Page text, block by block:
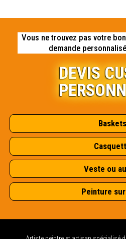
Vous ne trouvez pas votre
demande
DEVIS
Baskets
Veste ou
Peinture